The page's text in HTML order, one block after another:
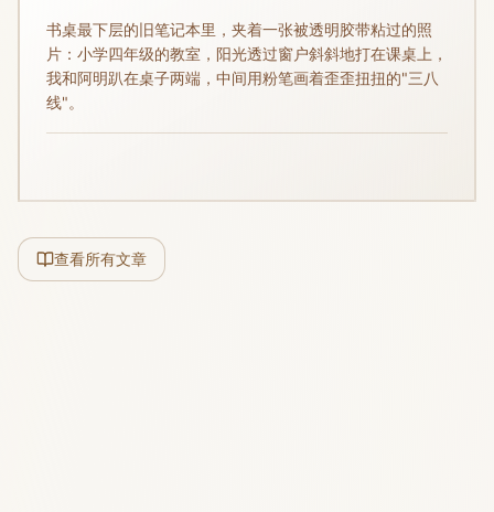
书桌最下层的旧笔记本里，夹着一张被透明胶带粘过的照
片：小学四年级的教室，阳光透过窗户斜斜地打在课桌上，
我和阿明趴在桌子两端，中间用粉笔画着歪歪扭扭的"三八
线"。
查看所有文章